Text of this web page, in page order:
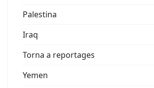
Palestina
Iraq
Torna a reportages
Yemen